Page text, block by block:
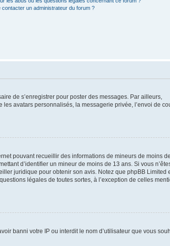
contacter un administrateur du forum ?
de s’enregistrer pour poster des messages. Par ailleurs,
avatars personnalisés, la messagerie privée, l’envoi de
pouvant recueillir des informations de mineurs de moins
d’identifier un mineur de moins de 13 ans. Si vous
juridique pour obtenir son avis. Notez que phpBB Limited
légales de toutes sortes, à l’exception de celles
banni votre IP ou interdit le nom d’utilisateur que vous